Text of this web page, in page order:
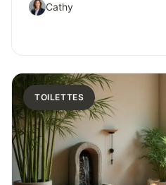
Cathy
TOILETTES